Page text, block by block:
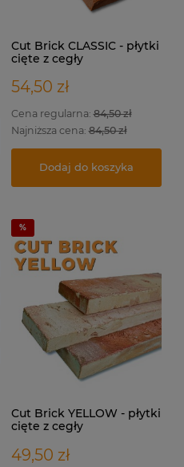
Cut Brick CLASSIC - płytki
cięte z cegły
54,50 zł
Cena regularna:84,50 zł
Najniższa cena:84,50 zł
Dodaj do koszyka
Cut Brick YELLOW - płytki
cięte z cegły
i do wewnątrz.
49,50 zł